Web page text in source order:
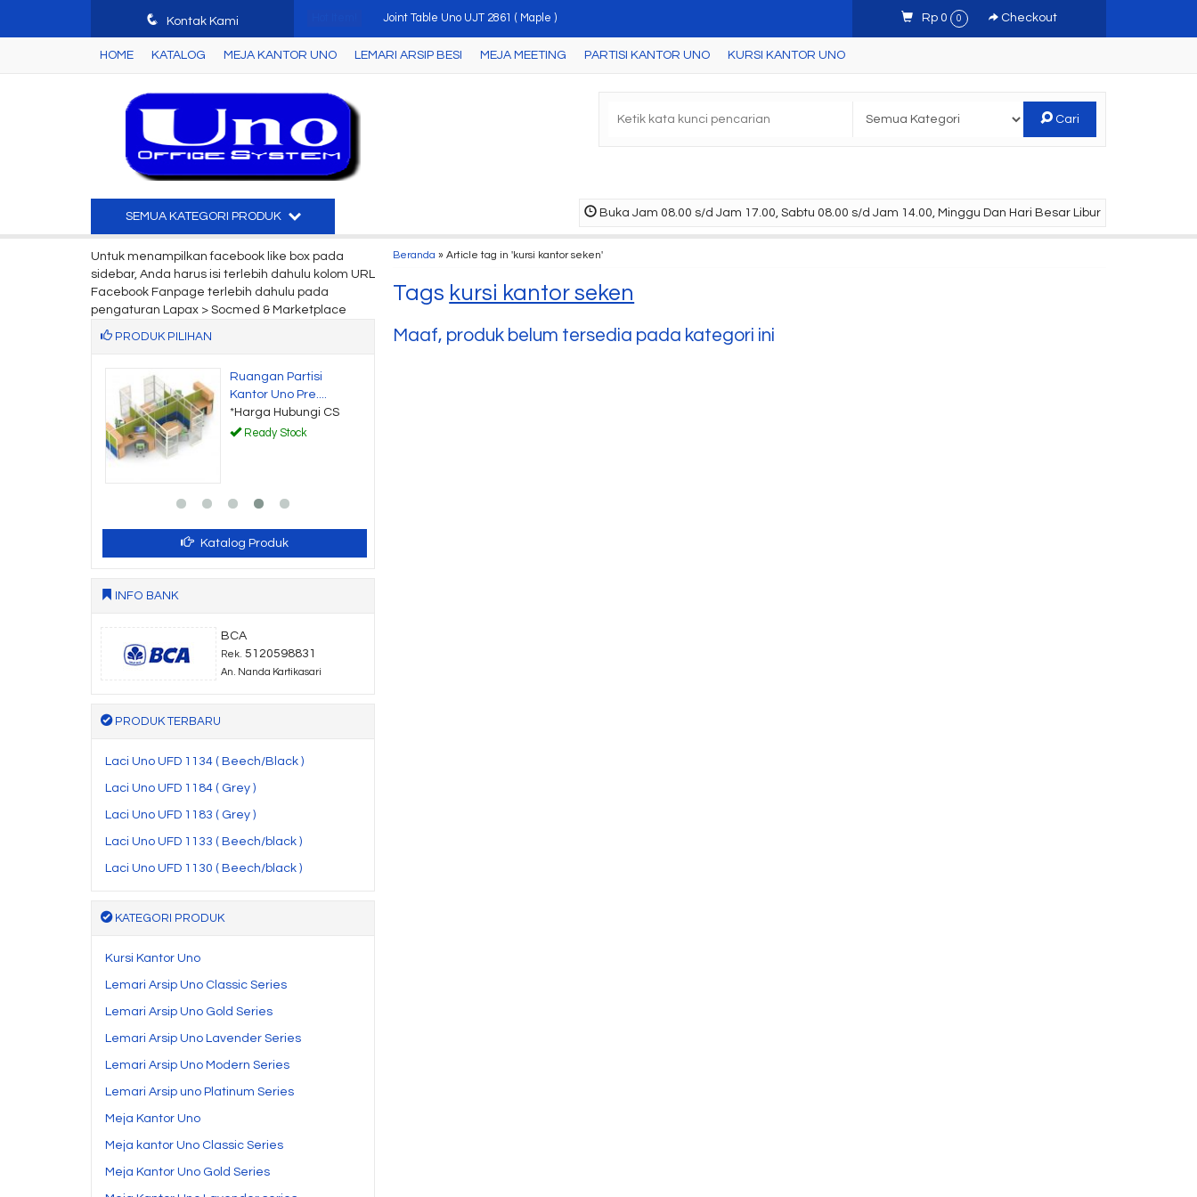
q Kontak Kami Joint Table Uno UJT 2861 ( Maple )
Laci Uno UFD 1180 ( Grey )
Lemari Arsip Uno UST 1431 A ( Beech/Black )
Rp 0 0 Checkout
HOME KATALOG MEJA KANTOR UNO LEMARI ARSIP BESI MEJA MEETING PARTISI KANTOR UNO KURSI KANTOR UNO
Cari
Buka Jam 08.00 s/d Jam 17.00, Sabtu 08.00 s/d Jam 14.00, Minggu Dan Hari Besar Libur
SEMUA KATEGORI PRODUK
Beranda »Article tag in 'kursi kantor seken'
Tags kursi kantor seken
Maaf, produk belum tersedia pada kategori ini
Untuk menampilkan facebook like box pada
sidebar, Anda harus isi terlebih dahulu kolom URL
Facebook Fanpage terlebih dahulu pada
pengaturan Lapax > Socmed & Marketplace
PRODUK PILIHAN
Ruangan Partisi
Kantor Uno Pre....
*Harga Hubungi CS
Ready Stock
Katalog Produk
INFO BANK
BCA
Rek. 5120598831
An. Nanda Kartikasari
PRODUK TERBARU
Laci Uno UFD 1134 ( Beech/Black )
Laci Uno UFD 1184 ( Grey )
Laci Uno UFD 1183 ( Grey )
Laci Uno UFD 1133 ( Beech/black )
Laci Uno UFD 1130 ( Beech/black )
KATEGORI PRODUK
Kursi Kantor Uno
Lemari Arsip Uno Classic Series
Lemari Arsip Uno Gold Series
Lemari Arsip Uno Lavender Series
Lemari Arsip Uno Modern Series
Lemari Arsip uno Platinum Series
Meja Kantor Uno
Meja kantor Uno Classic Series
Meja Kantor Uno Gold Series